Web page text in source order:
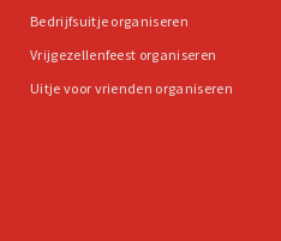
Bedrijfsuitje organiseren
Vrijgezellenfeest organiseren
Uitje voor vrienden organiseren